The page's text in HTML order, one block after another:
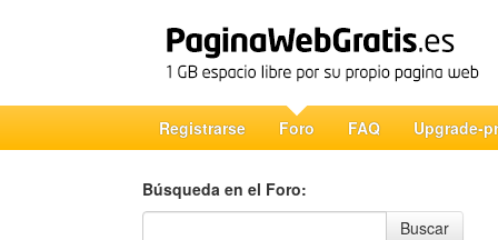
Registrarse Foro FAQ Upgrade-
Búsqueda en el Foro:
Búsqueda en el Foro
Buscar